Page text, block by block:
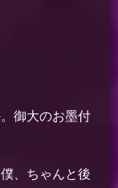
御大のお墨付
、ちゃんと後